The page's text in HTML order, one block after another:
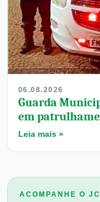
06.08.2026
Guarda
em
Leia mais »
ACOMPANHE O